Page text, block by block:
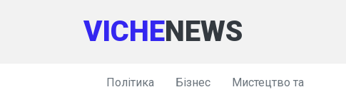
VICHENEWS
Політика Бізнес
Мистецтво та